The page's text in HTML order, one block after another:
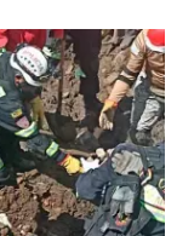
antes